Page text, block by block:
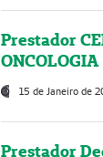
Prestador
ONCOLOGIA
15 de Janeiro de
Prestador